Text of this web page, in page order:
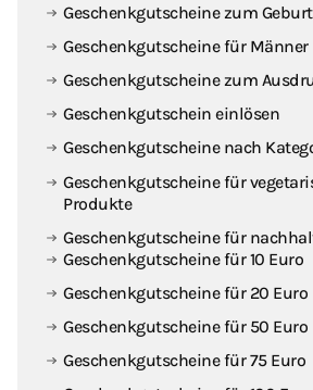
Geschenkgutscheine für 10 Euro
Geschenkgutscheine für 20 Euro
Geschenkgutscheine für 50 Euro
Geschenkgutscheine für 75 Euro
Geschenkgutscheine zum
Geschenkgutscheine für Männer
Geschenkgutscheine zum
Geschenkgutschein einlösen
Geschenkgutscheine nach
Geschenkgutscheine für
Produkte
Geschenkgutscheine für